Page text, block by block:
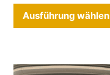
Ausführung wählen